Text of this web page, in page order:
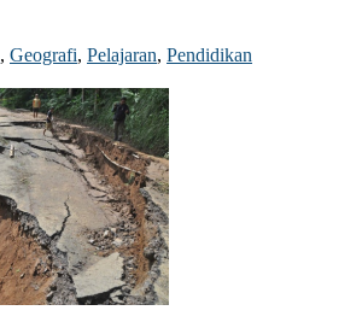
, Geografi, Pelajaran, Pendidikan